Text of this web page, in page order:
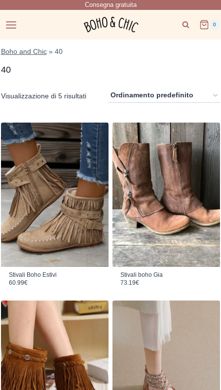
contenuto
Consegna gratuita
0
Boho and Chic» 40
40
Visualizzazione di 5 risultati
Stivali Boho Estivi
60.99€
Stivali boho Gia
73.19€